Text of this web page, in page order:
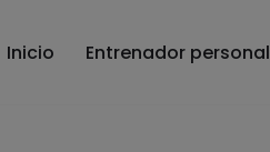
Inicio Entrenador personal